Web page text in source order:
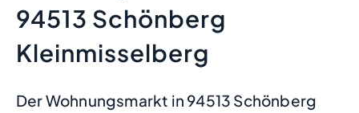
94513 Schönberg
Kleinmisselberg
Der Wohnungsmarkt in 94513 Schönberg